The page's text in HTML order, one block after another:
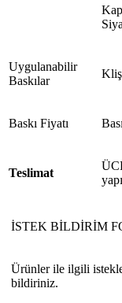
Uygulanabilir
Baskılar
Baskı Fiyatı
Teslimat
İSTEK BİLDİRİM
Ürünler ile ilgili
bildiriniz.